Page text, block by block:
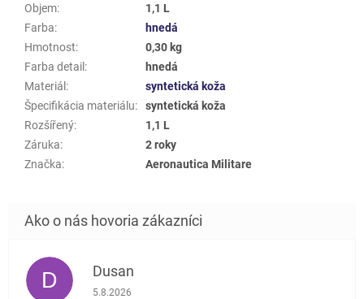
Objem:
1,1 L
Farba:
hnedá
Hmotnost:
0,30 kg
Farba detail :
hnedá
Materiál :
syntetická koža
Špecifikácia materiálu:
syntetická koža
Rozšířený:
1,1 L
Záruka:
2 roky
Značka: Aeronautica Militare
D Dusan
Hodnotenie obchodu je 5 z 5 hviezdičiek.
5.8.2026